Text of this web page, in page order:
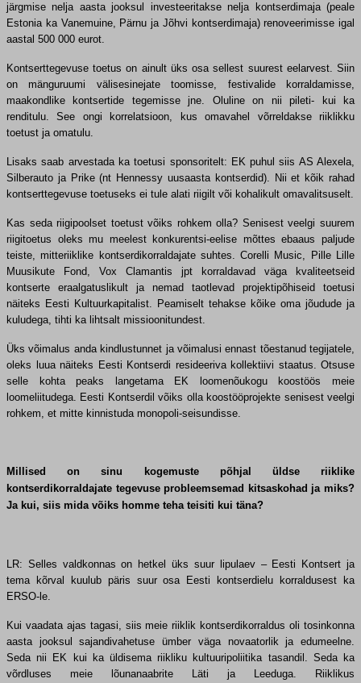
järgmise nelja aasta jooksul investeeritakse nelja kontserdimaja (peale
Estonia ka Vanemuine, Pärnu ja Jõhvi kontserdimaja) renoveerimisse igal
aastal 500 000 eurot.
Kontserttegevuse toetus on ainult üks osa sellest suurest eelarvest. Siin
on mänguruumi välisesinejate toomisse, festivalide korraldamisse,
maakondlike kontsertide tegemisse jne. Oluline on nii pileti- kui ka
renditulu. See ongi korrelatsioon, kus omavahel võrreldakse riiklikku
toetust ja omatulu.
Lisaks saab arvestada ka toetusi sponsoritelt: EK puhul siis AS Alexela,
Silberauto ja Prike (nt Hennessy uusaasta kontserdid). Nii et kõik rahad
kontserttegevuse toetuseks ei tule alati riigilt või kohalikult omavalitsuselt.
Kas seda riigipoolset toetust võiks rohkem olla? Senisest veelgi suurem
riigitoetus oleks mu meelest konkurentsi-eelise mõttes ebaaus paljude
teiste, mitteriiklike kontserdikorraldajate suhtes. Corelli Music, Pille Lille
Muusikute Fond, Vox Clamantis jpt korraldavad väga kvaliteetseid
kontserte eraalgatuslikult ja nemad taotlevad projektipõhiseid toetusi
näiteks Eesti Kultuurkapitalist. Peamiselt tehakse kõike oma jõudude ja
kuludega, tihti ka lihtsalt missioonitundest.
Üks võimalus anda kindlustunnet ja võimalusi ennast tõestanud tegijatele,
oleks luua näiteks Eesti Kontserdi resideeriva kollektiivi staatus. Otsuse
selle kohta peaks langetama EK loomenõukogu koostöös meie
loomeliitudega. Eesti Kontserdil võiks olla koostööprojekte senisest veelgi
rohkem, et mitte kinnistuda monopoli-seisundisse.
Millised on sinu kogemuste põhjal üldse riiklike
kontserdikorraldajate tegevuse probleemsemad kitsaskohad ja miks?
Ja kui, siis mida võiks homme teha teisiti kui täna?
LR: Selles valdkonnas on hetkel üks suur lipulaev – Eesti Kontsert ja
tema kõrval kuulub päris suur osa Eesti kontserdielu korraldusest ka
ERSO-le.
Kui vaadata ajas tagasi, siis meie riiklik kontserdikorraldus oli tosinkonna
aasta jooksul sajandivahetuse ümber väga novaatorlik ja edumeelne.
Seda nii EK kui ka üldisema riikliku kultuuripoliitika tasandil. Seda ka
võrdluses meie lõunanaabrite Läti ja Leeduga. Riiklikus